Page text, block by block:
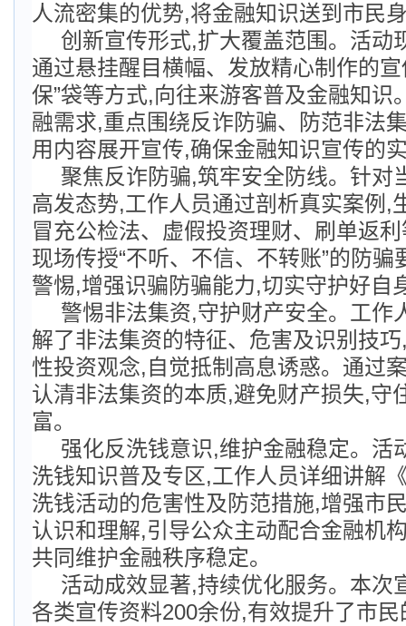
人流密集的优势,将金融知识送到市民
创新宣传形式,扩大覆盖范围。活动
通过悬挂醒目横幅、发放精心制作的
保”袋等方式,向往来游客普及金融知识
融需求,重点围绕反诈防骗、防范非法
用内容展开宣传,确保金融知识宣传的
聚焦反诈防骗,筑牢安全防线。针对
高发态势,工作人员通过剖析真实案例,
冒充公检法、虚假投资理财、刷单返
现场传授“不听、不信、不转账”的防
警惕,增强识骗防骗能力,切实守护好自
警惕非法集资,守护财产安全。工作
解了非法集资的特征、危害及识别技
性投资观念,自觉抵制高息诱惑。通过
认清非法集资的本质,避免财产损失,守
富。
强化反洗钱意识,维护金融稳定。活
洗钱知识普及专区,工作人员详细讲解
洗钱活动的危害性及防范措施,增强市
认识和理解,引导公众主动配合金融机
共同维护金融秩序稳定。
活动成效显著,持续优化服务。本次
各类宣传资料200余份,有效提升了市